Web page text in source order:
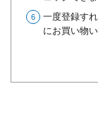
一度登録す
にお買い物